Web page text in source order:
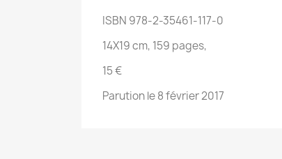
ISBN 978-2-35461-117-0
14X19 cm, 159 pages,
15 €
Parution le 8 février 2017